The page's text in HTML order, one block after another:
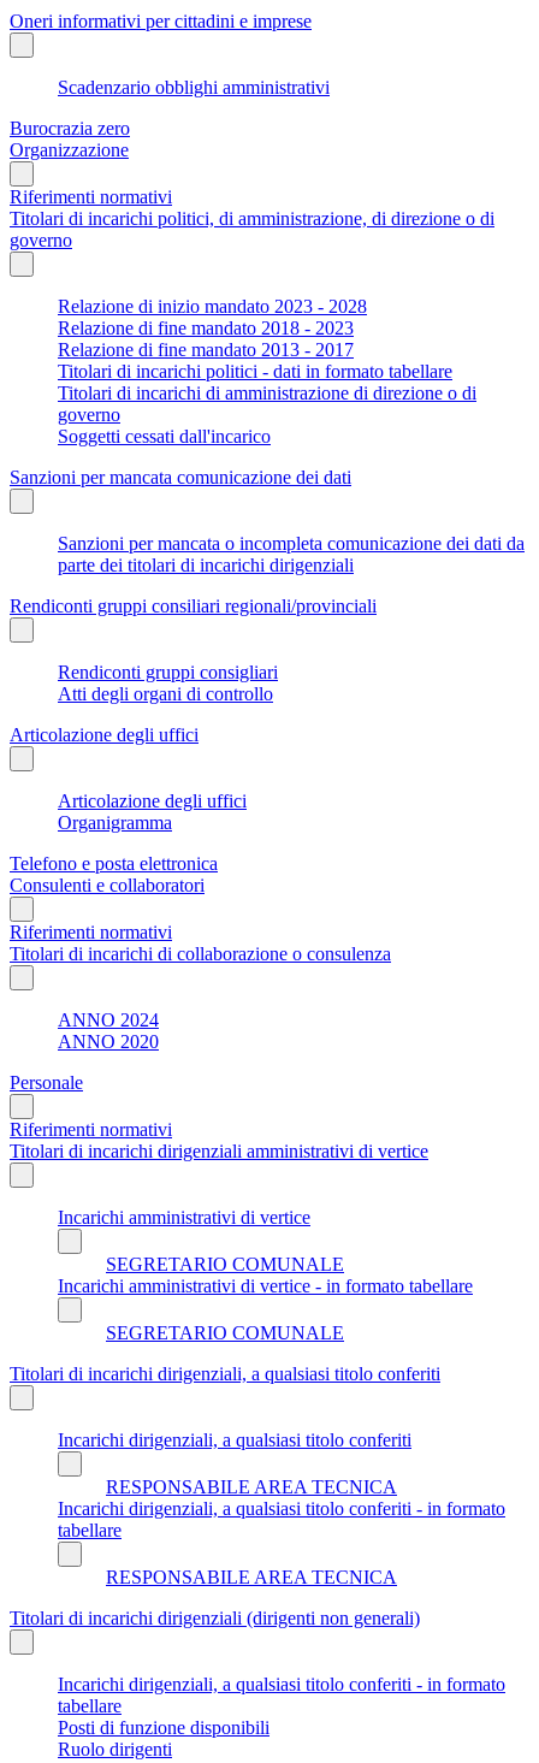
Oneri informativi per cittadini e imprese
Scadenzario obblighi amministrativi
Burocrazia zero
Organizzazione
Riferimenti normativi
Titolari di incarichi politici, di amministrazione, di direzione o di
governo
Relazione di inizio mandato 2023 - 2028
Relazione di fine mandato 2018 - 2023
Relazione di fine mandato 2013 - 2017
Titolari di incarichi politici - dati in formato tabellare
Titolari di incarichi di amministrazione di direzione o di
governo
Soggetti cessati dall'incarico
Sanzioni per mancata comunicazione dei dati
Sanzioni per mancata o incompleta comunicazione dei dati da
parte dei titolari di incarichi dirigenziali
Rendiconti gruppi consiliari regionali/provinciali
Rendiconti gruppi consigliari
Atti degli organi di controllo
Articolazione degli uffici
Articolazione degli uffici
Organigramma
Telefono e posta elettronica
Consulenti e collaboratori
Riferimenti normativi
Titolari di incarichi di collaborazione o consulenza
ANNO 2024
ANNO 2020
Personale
Riferimenti normativi
Titolari di incarichi dirigenziali amministrativi di vertice
Incarichi amministrativi di vertice
SEGRETARIO COMUNALE
Incarichi amministrativi di vertice - in formato tabellare
SEGRETARIO COMUNALE
Titolari di incarichi dirigenziali, a qualsiasi titolo conferiti
Incarichi dirigenziali, a qualsiasi titolo conferiti
RESPONSABILE AREA TECNICA
Incarichi dirigenziali, a qualsiasi titolo conferiti - in formato
tabellare
RESPONSABILE AREA TECNICA
Titolari di incarichi dirigenziali (dirigenti non generali)
Incarichi dirigenziali, a qualsiasi titolo conferiti - in formato
tabellare
Posti di funzione disponibili
Ruolo dirigenti